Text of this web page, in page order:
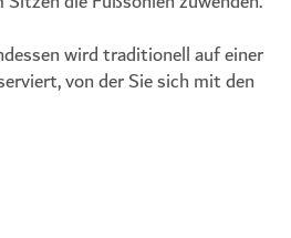
wird traditionell auf einer
von der Sie sich mit den